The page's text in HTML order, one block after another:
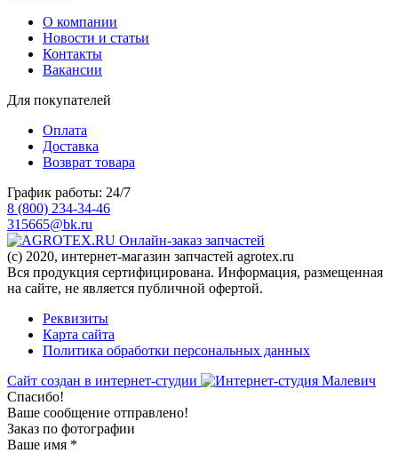
О компании
Новости и статьи
Контакты
Вакансии
Для покупателей
Оплата
Доставка
Возврат товара
График работы: 24/7
8 (800) 234-34-46
315665@bk.ru
Онлайн-заказ запчастей
(c) 2020, интернет-магазин запчастей agrotex.ru
Вся продукция сертифицирована. Информация, размещенная
на сайте, не является публичной офертой.
Реквизиты
Карта сайта
Политика обработки персональных данных
Сайт создан в интернет-студии
Спасибо!
Ваше сообщение отправлено!
Заказ по фотографии
Ваше имя *